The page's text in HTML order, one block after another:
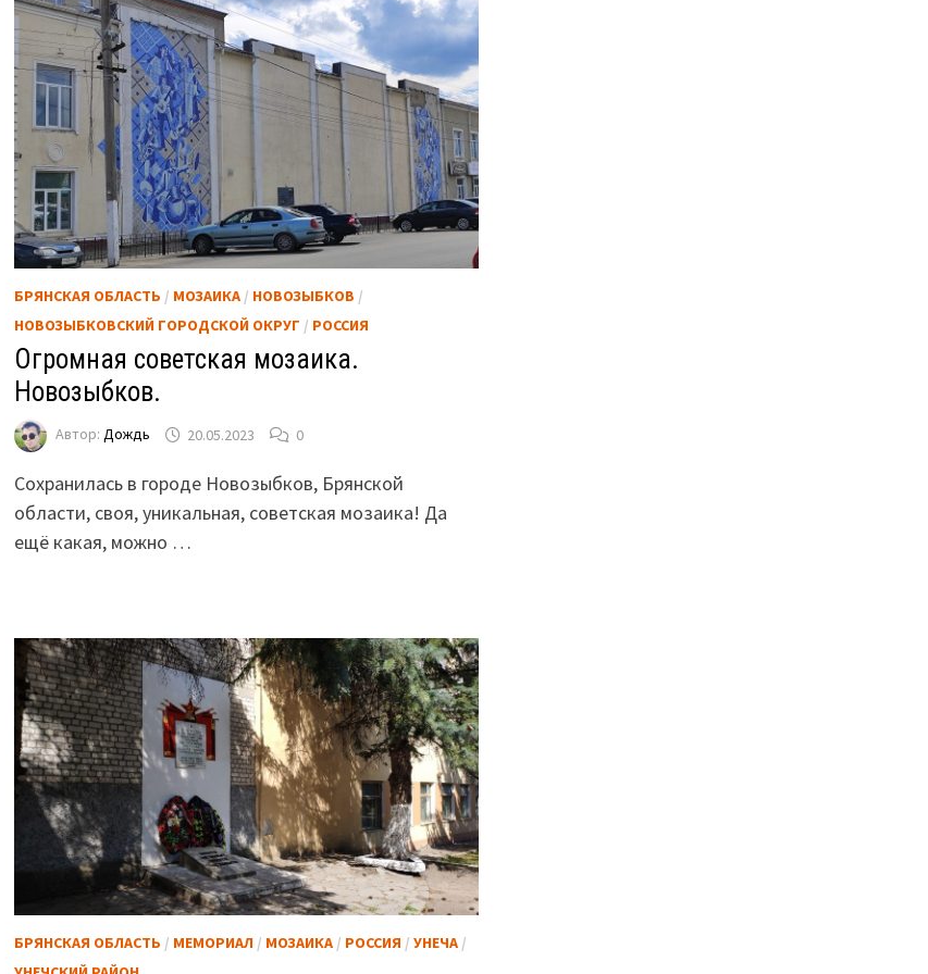
БРЯНСКАЯ ОБЛАСТЬ / МОЗАИКА/ НОВОЗЫБКОВ /
НОВОЗЫБКОВСКИЙ ГОРОДСКОЙ ОКРУГ / РОССИЯ
Огромная советская мозаика.
Новозыбков.
Автор: Дождь 20.05.2023 0
Сохранилась в городе Новозыбков, Брянской
области, своя, уникальная, советская мозаика! Да
ещё какая, можно …
БРЯНСКАЯ ОБЛАСТЬ / МЕМОРИАЛ/ МОЗАИКА/ РОССИЯ / УНЕЧА/